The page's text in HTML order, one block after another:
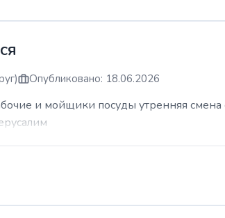
Опубликовано: 18.06.2026
и мойщики посуды утренняя